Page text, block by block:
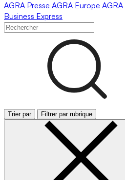
AGRA Presse AGRA Europe AGRA
Business Express
Trier par Filtrer par rubrique